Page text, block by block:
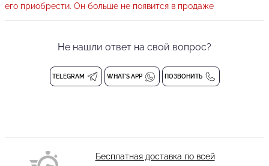
к воздействию агрессивной морской воды, а так же к воде в
искусственных водоёмах.
Плавки являются элементом нижнего белья иобмену и
Состав: 80% polyamide 20% lycra
Деликатная стирка при 30 градусах
его приобрести. Он больше не появится в продаже
Не нашли ответ на свой вопрос?
TELEGRAM WHAT'S APP ПОЗВОНИТЬ
Бесплатная доставка по всей